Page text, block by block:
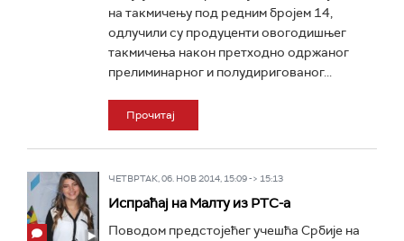
на такмичењу под редним бројем 14,
одлучили су продуценти овогодишњег
такмичења након претходно одржаног
прелиминарног и полудиригованог...
Прочитај
ЧЕТВРТАК, 06. НОВ 2014, 15:09 -> 15:13
Испраћај на Малту из РТС-а
Поводом предстојећег учешћа Србије на